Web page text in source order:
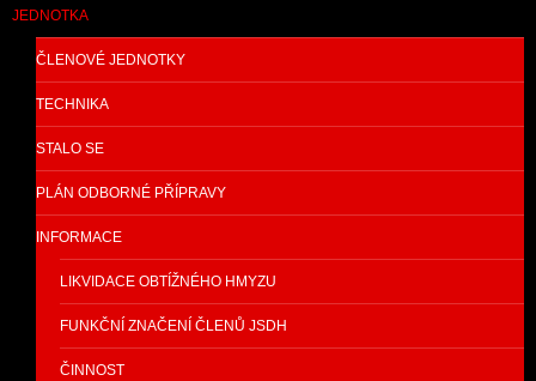
JEDNOTKA
ČLENOVÉ JEDNOTKY
TECHNIKA
STALO SE
PLÁN ODBORNÉ PŘÍPRAVY
INFORMACE
LIKVIDACE OBTÍŽNÉHO HMYZU
FUNKČNÍ ZNAČENÍ ČLENŮ JSDH
ČINNOST